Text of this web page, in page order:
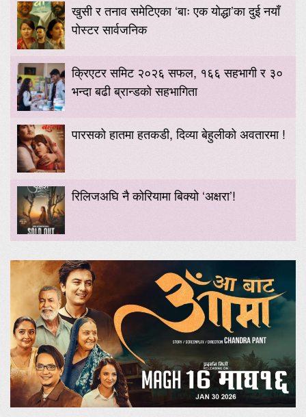
खुसी र तनाव समेटिएका ‘बाः एक योद्धा’का दुई नयाँ
पोस्टर सार्वजनिक
क्रिएटर समिट २०२६ सफल, १६६ सहभागी र ३०
भन्दा बढी ब्रान्डको सहभागिता
पारसको हातमा हतकडी, दिव्या बेहुलीको अवतारमा !
रिलिजअघि नै कोरियामा बिक्यो ‘अक्षरा’!